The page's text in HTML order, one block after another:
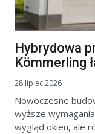
Hybrydowa
Kömmerling
28 lipiec 2026
Nowoczesne
wyższe
wygląd okien, ale